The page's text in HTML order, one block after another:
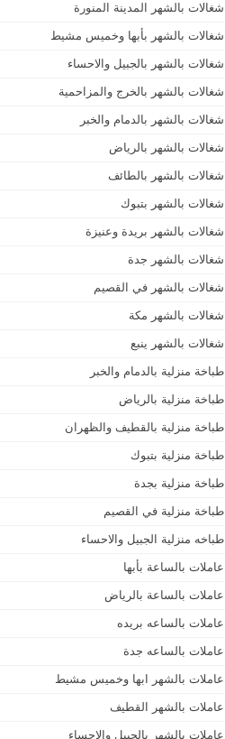
شغالات بالشهر المدينة المنورة
شغالات بالشهر بأبها وخميس مشيط
شغالات بالشهر بالجبيل والاحساء
شغالات بالشهر بالخرج والمزاحمية
شغالات بالشهر بالدمام والخبر
شغالات بالشهر بالرياض
شغالات بالشهر بالطائف
شغالات بالشهر بتبوك
شغالات بالشهر بريدة وعنيزة
شغالات بالشهر جدة
شغالات بالشهر في القصيم
شغالات بالشهر مكة
شغالات بالشهر ينبع
طباخة منزلية بالدمام والخبر
طباخة منزلية بالرياض
طباخة منزلية بالقطيف والظهران
طباخة منزلية بتبوك
طباخة منزلية بجدة
طباخة منزلية في القصيم
طباخه منزلية الجبيل والاحساء
عاملات بالساعة بأبها
عاملات بالساعة بالرياض
عاملات بالساعه بريده
عاملات بالساعه جدة
عاملات بالشهر ابها وخميس مشيط
عاملات بالشهر القطيف
عاملات بالشهر بالجبيل والاحساء